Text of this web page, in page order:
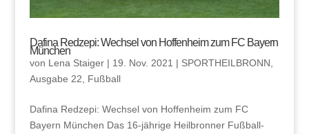
Dafina Redzepi: Wechsel von Hoffenheim zum FC Bayern
München
von Lena Staiger| 19. Nov. 2021 | SPORTHEILBRONN
Ausgabe 22
Fußball
Dafina Redzepi: Wechsel von Hoffenheim zum FC
Bayern München Das 16-jährige Heilbronner Fußball-